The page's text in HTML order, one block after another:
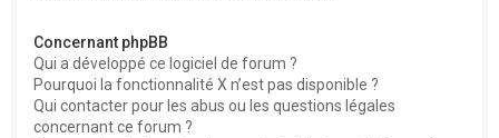
Concernant phpBB
Qui a développé ce logiciel de forum ?
Pourquoi la fonctionnalité X n’est pas disponible ?
Qui contacter pour les abus ou les questions légales
concernant ce forum ?